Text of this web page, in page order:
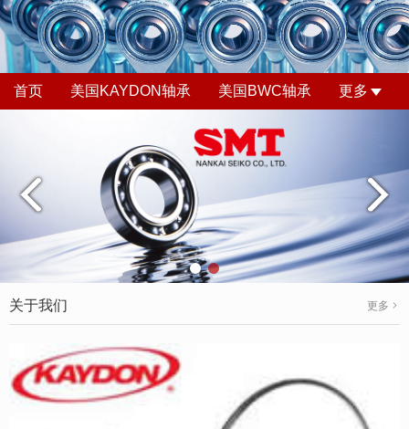
首页 美国KAYDON轴承 美国BWC轴承 更多
关于我们 更多